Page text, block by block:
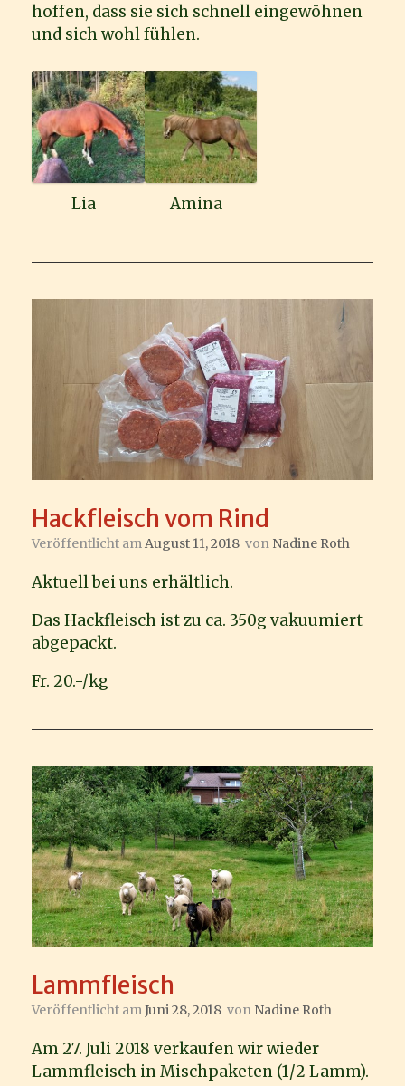
hoffen, dass sie sich schnell eingewöhnen
und sich wohl fühlen.
Lia Amina
Hackfleisch vom Rind
Veröffentlicht amAugust 11, 2018 von Nadine Roth
Aktuell bei uns erhältlich.
Das Hackfleisch ist zu ca. 350g vakuumiert
abgepackt.
Fr. 20.-/kg
Lammfleisch
Veröffentlicht amJuni 28, 2018 von Nadine Roth
Am 27. Juli 2018 verkaufen wir wieder
Lammfleisch in Mischpaketen (1/2 Lamm).